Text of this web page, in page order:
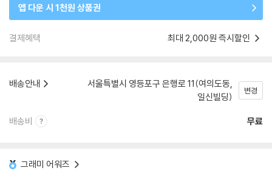
앱 다운 시 1천원 상품권
결제혜택 최대 2,000원 즉시할인
배송안내
서울특별시 영등포구 은행로 11(여의도동,
일신빌딩)
변경
배송비 무료
그래미 어워즈